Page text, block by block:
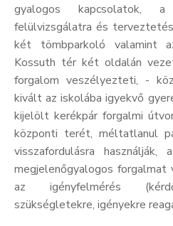
gyalogos kapcsolatok, a
felülvizsgálatra és
két tömbparkoló valamint
Kossuth tér két oldalán
forgalom veszélyezteti, -
kivált az iskolába igyekvő
kijelölt kerékpár forgalmi
központi terét, méltatlanul
visszafordulásra
megjelenőgyalogos
az igényfelmérés
szükségletekre, igényekre